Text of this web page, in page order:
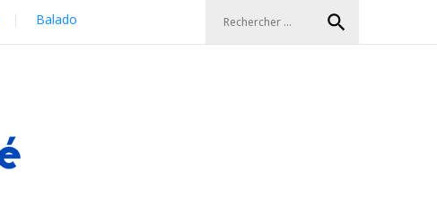
Balado search